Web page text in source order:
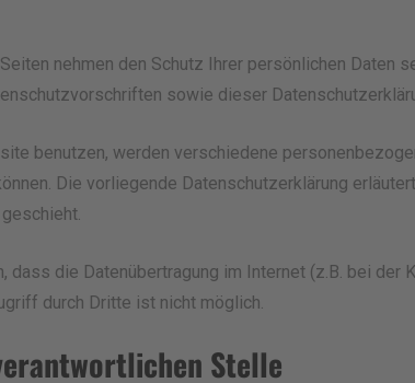
nehmen den Schutz Ihrer persönlichen Daten
sowie dieser
benutzen, werden verschiedene
Die vorliegende Datenschutzerklärung
dass die Datenübertragung im Internet (z.B. bei
durch Dritte ist nicht möglich.
Stelle